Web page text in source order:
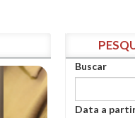
Buscar
Data a